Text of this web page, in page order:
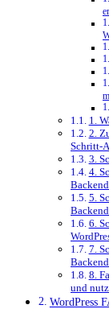
1.
2.
Schritt-
3.
4.
5.
6.
7.
8.
und
WordPress